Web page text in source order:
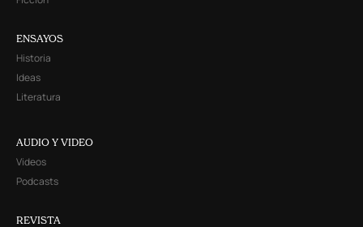
ENSAYOS
Historia
Ideas
Literatura
AUDIO Y VIDEO
Videos
Podcasts
REVISTA